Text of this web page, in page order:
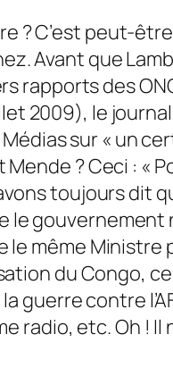
? C’est peut-
Avant que
rapports des
2009), le
sur « un
? Ceci : «
toujours dit
gouvernement
même
du Congo,
contre
radio, etc. Oh !